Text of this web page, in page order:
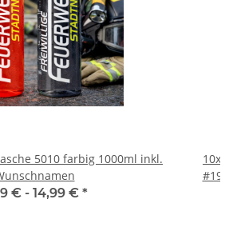
5010 farbig 1000ml inkl.
€ - 14,99 € *
10x
#190